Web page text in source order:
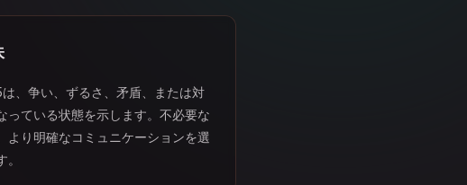
、争い、ずるさ、矛盾、または対
っている状態を示します。不必要な
より明確なコミュニケーションを選